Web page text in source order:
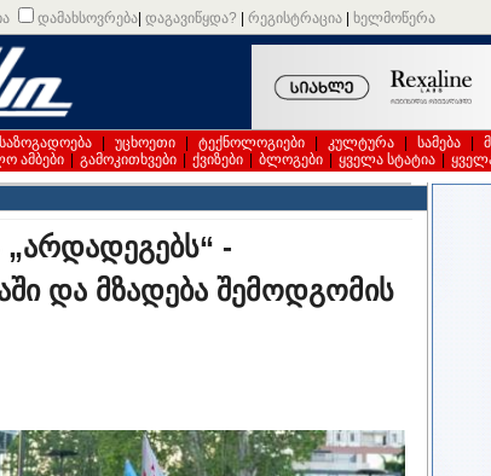
დამახსოვრება დაგავიწყდა? რეგისტრაცია ხელმოწერა
საზოგადოება უცხოეთი ტექნოლოგიები კულტურა სამება
ამბები გამოკითხვები ქვიზები ბლოგები ყველა სტატია
-
და მზადება შემოდგომის